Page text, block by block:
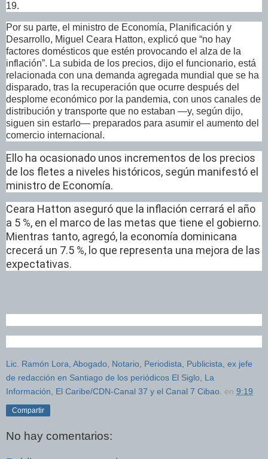
19.
Por su parte, el ministro de Economía, Planificación y
Desarrollo, Miguel Ceara Hatton, explicó que “no hay
factores domésticos que estén provocando el alza de la
inflación”. La subida de los precios, dijo el funcionario, está
relacionada con una demanda agregada mundial que se ha
disparado, tras la recuperación que ocurre después del
desplome económico por la pandemia, con unos canales de
distribución y transporte que no estaban —y, según dijo,
siguen sin estarlo— preparados para asumir el aumento del
comercio internacional.
Ello ha ocasionado unos incrementos de los precios
de los fletes a niveles históricos, según manifestó el
ministro de Economía.
Ceara Hatton aseguró que la inflación cerrará el año
a 5 %, en el marco de las metas que tiene el gobierno.
Mientras tanto, agregó, la economía dominicana
crecerá un 7.5 %, lo que representa una mejora de las
expectativas.
Lic. Ramón Lora, Abogado, Notario, Periodista, Publicista, ex jefe
de redacción en Santiago de los periódicos El Siglo, La
Información, El Caribe/CDN-Canal 37 y el Canal 7 Cibao. en 9:19
Compartir
No hay comentarios: